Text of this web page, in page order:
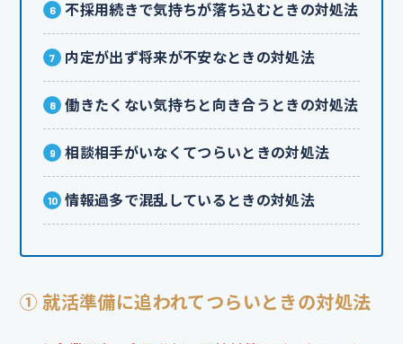
不採用続きで気持ちが落ち込むときの対処法
内定が出ず将来が不安なときの対処法
働きたくない気持ちと向き合うときの対処法
相談相手がいなくてつらいときの対処法
情報過多で混乱しているときの対処法
① 就活準備に追われてつらいときの対処法